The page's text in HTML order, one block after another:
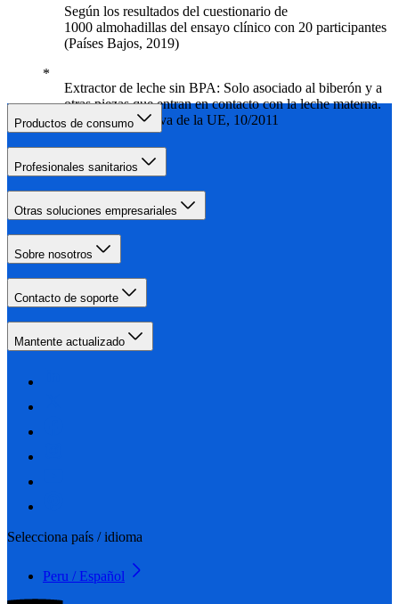
Según los resultados del cuestionario de
1000 almohadillas del ensayo clínico con 20 participantes
(Países Bajos, 2019)
Extractor de leche sin BPA: Solo asociado al biberón y a
otras piezas que entran en contacto con la leche materna.
Según la normativa de la UE, 10/2011
Productos de consumo
Profesionales sanitarios
Otras soluciones empresariales
Sobre nosotros
Contacto de soporte
Mantente actualizado
Selecciona país / idioma
Peru / Español